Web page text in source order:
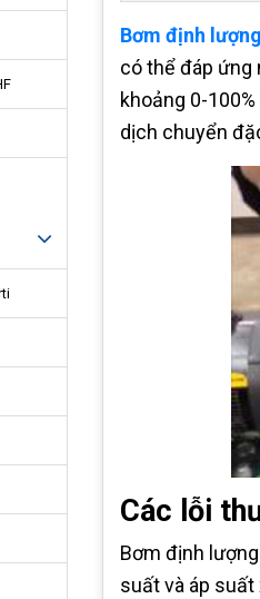
Bơm định lượng
có thể đáp ứng
khoảng 0-
dịch chuyển
Các lỗi
Bơm định
suất và áp